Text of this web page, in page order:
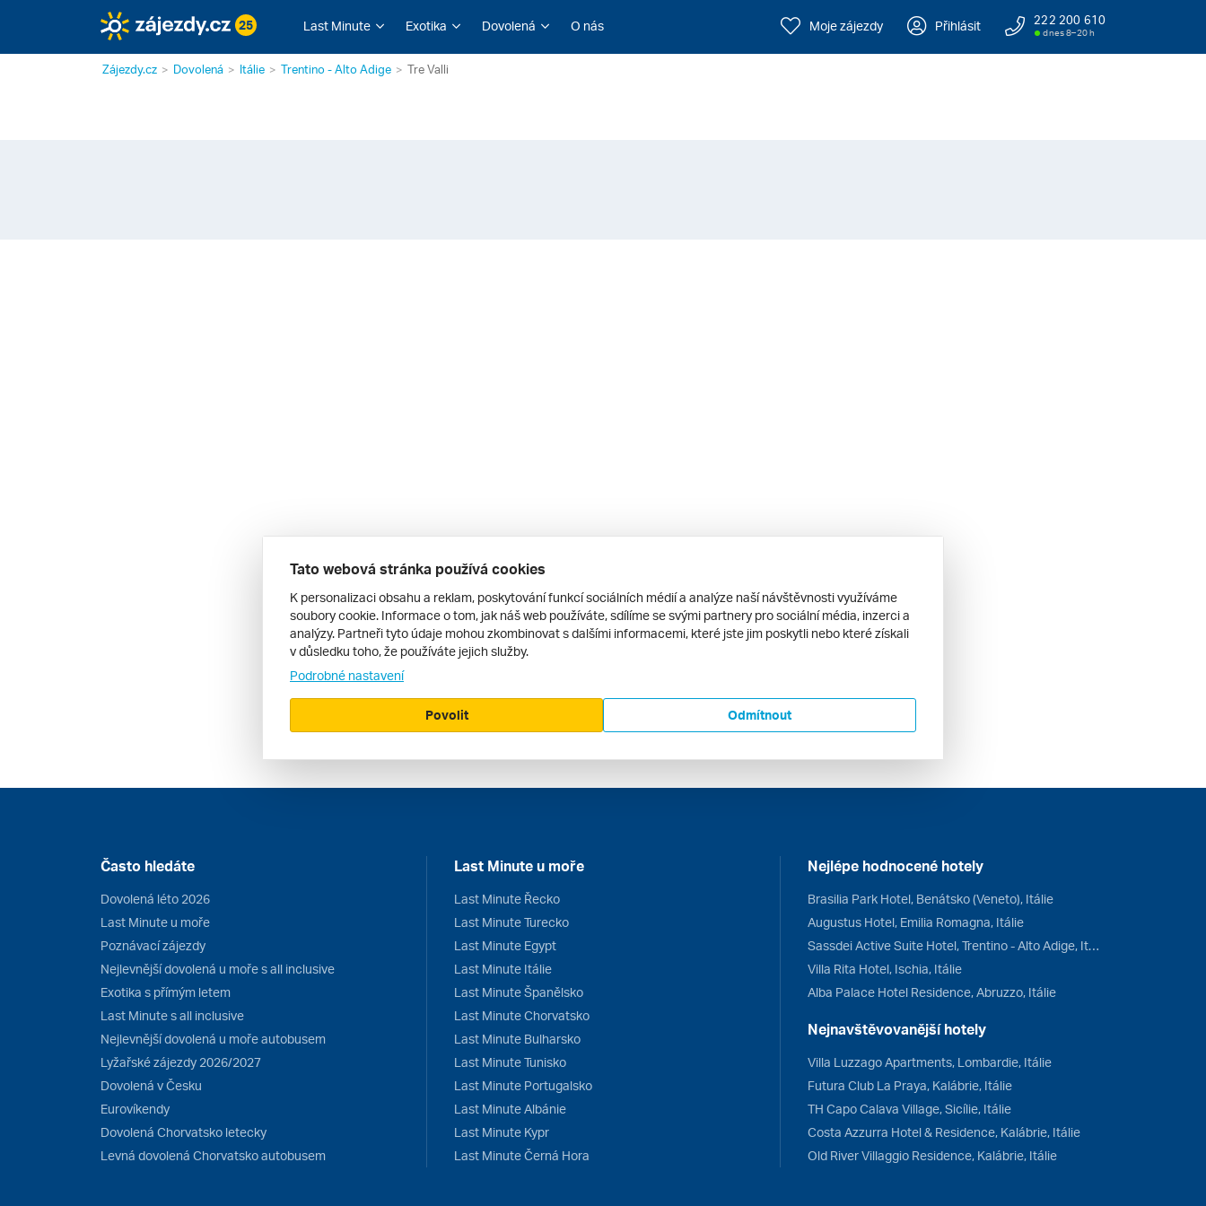
25 Last Minute Exotika Dovolená O nás Moje zájezdy Přihlásit 222 200 610
dnes 8–20 h
Zájezdy.cz Dovolená Itálie Trentino - Alto Adige Tre Valli
Často hledáte
Dovolená léto 2026
Last Minute u moře
Poznávací zájezdy
Nejlevnější dovolená u moře s all inclusive
Exotika s přímým letem
Last Minute s all inclusive
Nejlevnější dovolená u moře autobusem
Lyžařské zájezdy 2026/2027
Dovolená v Česku
Eurovíkendy
Dovolená Chorvatsko letecky
Levná dovolená Chorvatsko autobusem
Last Minute u moře
Last Minute Řecko
Last Minute Turecko
Last Minute Egypt
Last Minute Itálie
Last Minute Španělsko
Last Minute Chorvatsko
Last Minute Bulharsko
Last Minute Tunisko
Last Minute Portugalsko
Last Minute Albánie
Last Minute Kypr
Last Minute Černá Hora
Nejlépe hodnocené hotely
Brasilia Park Hotel, Benátsko (Veneto), Itálie
Augustus Hotel, Emilia Romagna, Itálie
Sassdei Active Suite Hotel, Trentino - Alto Adige, Itálie
Villa Rita Hotel, Ischia, Itálie
Alba Palace Hotel Residence, Abruzzo, Itálie
Nejnavštěvovanější hotely
Villa Luzzago Apartments, Lombardie, Itálie
Futura Club La Praya, Kalábrie, Itálie
TH Capo Calava Village, Sicílie, Itálie
Costa Azzurra Hotel & Residence, Kalábrie, Itálie
Old River Villaggio Residence, Kalábrie, Itálie
Tato webová stránka používá cookies
K personalizaci obsahu a reklam, poskytování funkcí sociálních médií a analýze naší návštěvnosti využíváme
soubory cookie. Informace o tom, jak náš web používáte, sdílíme se svými partnery pro sociální média, inzerci a
analýzy. Partneři tyto údaje mohou zkombinovat s dalšími informacemi, které jste jim poskytli nebo které získali
v důsledku toho, že používáte jejich služby.
Podrobné nastavení
Odmítnout
Povolit